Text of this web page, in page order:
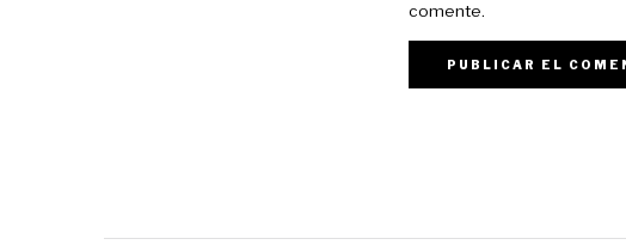
comente.